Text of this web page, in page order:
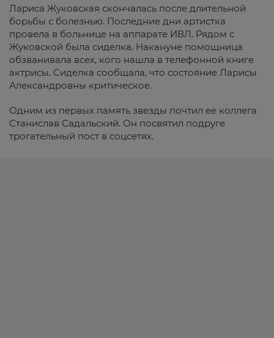
Лариса Жуковская скончалась после длительной
борьбы с болезнью. Последние дни артистка
провела в больнице на аппарате ИВЛ. Рядом с
Жуковской была сиделка. Накануне помощница
обзванивала всех, кого нашла в телефонной книге
актрисы. Сиделка сообщала, что состояние Ларисы
Александровны критическое.
Одним из первых память звезды почтил ее коллега
Станислав Садальский. Он посвятил подруге
трогательный пост в соцсетях.